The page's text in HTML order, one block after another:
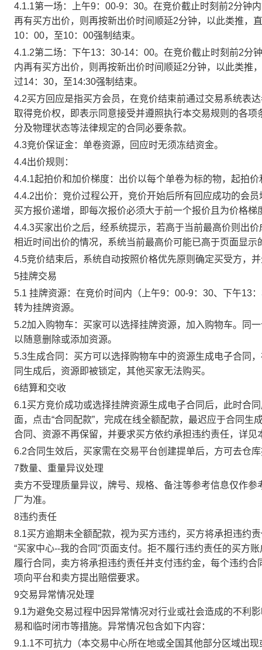
4.1.1第一场：上午9：00-9：30。在竞价截止时刻前2分钟
再有买方出价，则再按新出价时间顺延2分钟，以此类推，
10：00，至10：00强制结束。
4.1.2第二场：下午13：30-14：00。在竞价截止时刻前2分
内再有买方出价，则再按新出价时间顺延2分钟，以此类推
过14：30，至14:30强制结束。
4.2买方回应是指买方会员，在竞价结束前通过交易系统表
取得竞价权，即表示同意接受并遵照执行本交易规则的各
分及物理状态等法律规定的合同必要条款。
4.3竞价保证金：单卷资源，回应时无须冻结资金。
4.4出价规则：
4.4.1起拍价和加价梯度：出价以每个单卷为标的物，起拍
4.4.2出价：竞价过程公开，竞价开始后所有回应成功的会
买方报价递增，即每次报价必须大于前一个报价且为价格
4.4.3买家出价之后，经系统提示，若高于当前最高价则出
相近时间出价的情况，系统当前最高价可能已高于页面显示
4.5竞价结束后，系统自动按照价格优先原则确定买受方，
5挂牌交易
5.1 挂牌资源：在竞价时间内（上午9：00-9：30、下午13
转为挂牌资源。
5.2加入购物车：买家可以选择挂牌资源，加入购物车。同
以随意删除或添加资源。
5.3生成合同：买方可以选择购物车中的资源生成电子合同
同生成后，资源即被锁定，其他买家无法购买。
6结算和交收
6.1买方竞价成功或选择挂牌资源生成电子合同后，此时合
面，点击“合同配款”，完成在线全额配款，最迟应于合同
合同、资源不再保留，并要求买方依约承担违约责任，详见
6.2合同生效后，买家需在交易平台创建提单后，方可去仓
7数量、重量异议处理
卖方不受理质量异议，牌号、规格、备注等参考信息仅作
厂为准。
8违约责任
8.1买方逾期未全额配款，视为买方违约，买方将承担违约
“买家中心--我的合同”页面支付。拒不履行违约责任的买方
履行合同，卖方将承担违约责任并支付违约金，每个违约
项向平台和卖方提出赔偿要求。
9交易异常情况处理
9.1为避免交易过程中因异常情况对行业或社会造成的不利
易和临时闭市等措施。异常情况包含如下内容：
9.1.1不可抗力（本交易中心所在地或全国其他部分区域出